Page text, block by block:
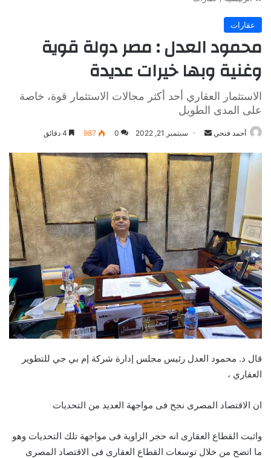
عقارات
محمود العدل : مصر دولة قوية
وغنية وبها خيرات عديدة
الاستثمار العقاري أحد أكثر مجالات الاستثمار قوة، خاصة
على المدى الطويل
أحمد فتحي
أرسل
إلكترونيا
سبتمبر 21, 2022 0
987
قال د. محمود العدل رئيس مجلس إدارة شركة إم بي جي للتطوير
العقاري ،
ان الاقتصاد المصرى نجح فى مواجهة العديد من التحديات
واثبت القطاع العقارى انه حجر الزاوية فى مواجهة تلك التحديات وهو
ما اتضح من خلال توسعات القطاع العقارى فى الاقتصاد المصرى